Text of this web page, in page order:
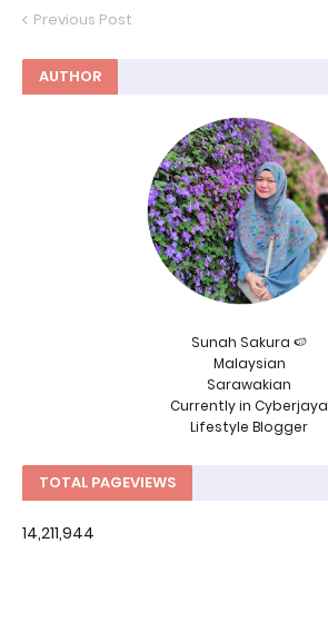
Previous Post
AUTHOR
Sunah Sakura 🍉
Malaysian
Sarawakian
Currently in Cyberjaya
Lifestyle Blogger
TOTAL PAGEVIEWS
14,211,944